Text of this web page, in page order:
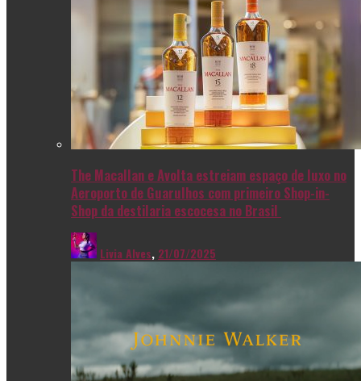
The Macallan e Avolta estreiam espaço de luxo no
Aeroporto de Guarulhos com primeiro Shop-in-
Shop da destilaria escocesa no Brasil
Livia Alves, 21/07/2025